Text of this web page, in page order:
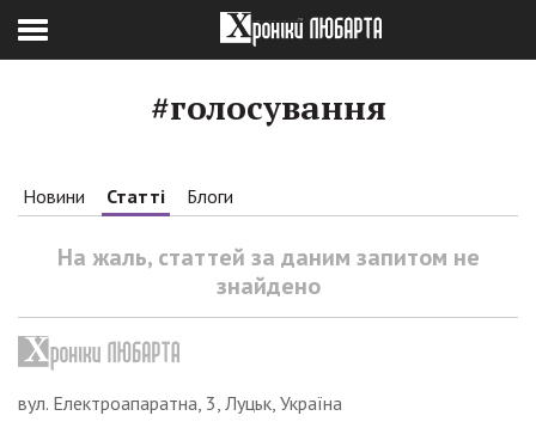
#голосування
Новини Статті Блоги
На жаль, статтей за даним запитом не
знайдено
вул. Електроапаратна, 3, Луцьк, Україна